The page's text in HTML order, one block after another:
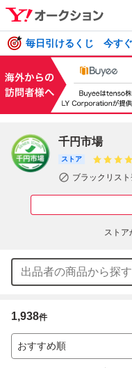
毎日引けるくじ 今す
千円市場
ストア
ブラックリス
ストア
1,938件
おすすめ順